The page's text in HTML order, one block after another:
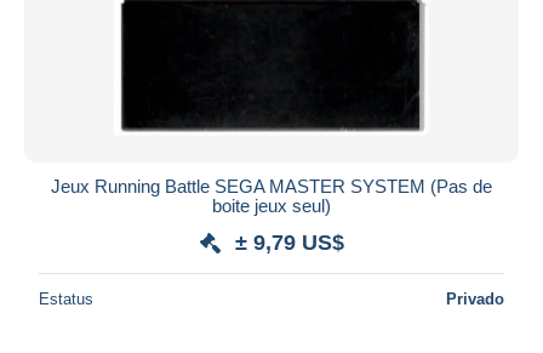
Jeux Running Battle SEGA MASTER SYSTEM (Pas de
boite jeux seul)
± 9,79 US$
Estatus Privado